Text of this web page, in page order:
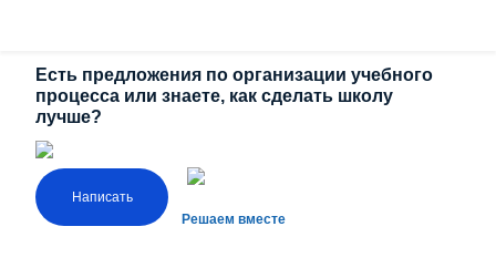
Есть предложения по организации учебного
процесса или знаете, как сделать школу
лучше?
Написать
Решаем вместе